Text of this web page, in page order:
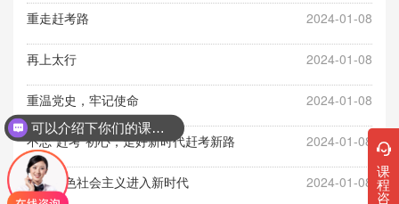
2024-01-08
重走赶考路
2024-01-08
再上太行
2024-01-08
重温党史，牢记使命
2024-01-08
不忘“赶考”初心，走好新时代赶考新路
2024-01-08
中国特色社会主义进入新时代
课
程
咨
可以介绍下你们的课程吗？